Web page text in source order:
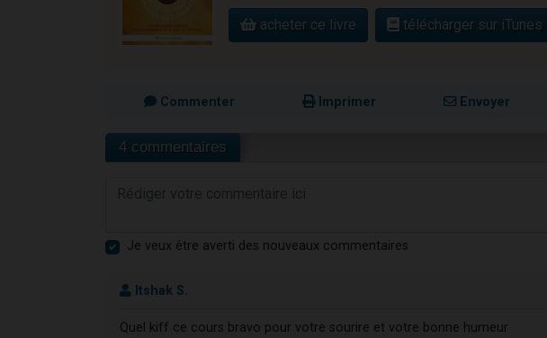
acheter ce livre télécharger sur iTunes
Commenter Imprimer Envoyer
4 commentaires
Je veux être averti des nouveaux commentaires
Itshak S.
Quel kiff ce cours bravo pour votre sourire et votre bonne humeur